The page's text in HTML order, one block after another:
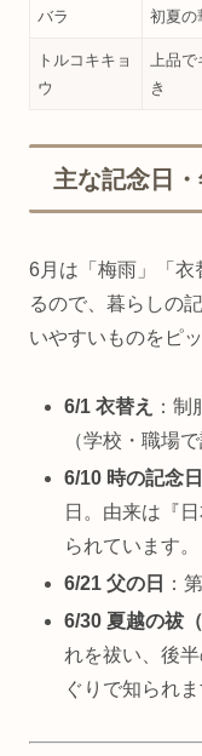
バラ 初夏の
トルコキキョ
ウ
上品
き
主な記念日・
6月は「梅雨」「衣
るので、暮らしの
いやすいものをピ
6/1 衣替え
：
（学校・職場
6/10 時の記念日
日。由来は『
られています。
6/21 父の日
：
6/30 夏越の祓
れを祓い、後
ぐりで知られま